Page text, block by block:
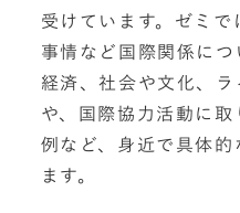
受けています。ゼミ
事情など国際関係につ
経済、社会や文化、
や、国際協力活動に
例など、身近で具体的
ます。